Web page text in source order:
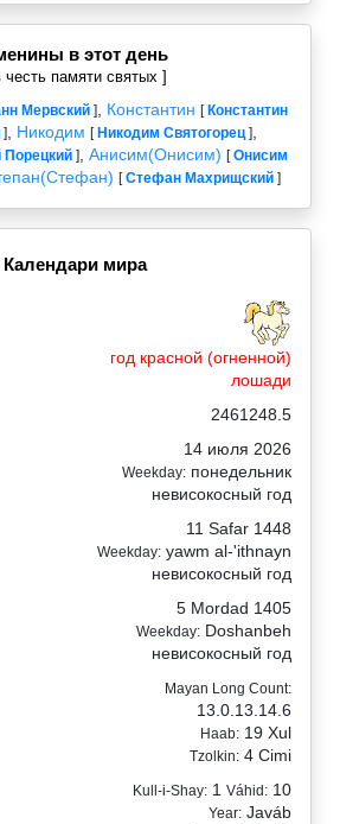
в этот день
честь памяти святых ]
Мервский ], Константин [ Константин
], Никодим [ Никодим Святогорец],
Порецкий], Анисим(Онисим) [Онисим
[Стефан Махрищский ]
Календари мира
год красной (огненной)
лошади
2461248.5
14 июля 2026
Weekday: понедельник
невисокосный год
11 Safar 1448
Weekday: yawm al-'ithnayn
невисокосный год
5 Mordad 1405
Weekday: Doshanbeh
невисокосный год
Mayan Long Count:
13.0.13.14.6
Haab: 19 Xul
Tzolkin: 4 Cimi
Kull-i-Shay: 1 Váhid: 10
Year: Javáb